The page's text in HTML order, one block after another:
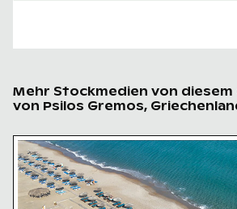
Mehr Stockmedien von
von Psilos Gremos,
Luftaufnahme von Psilos Gremos